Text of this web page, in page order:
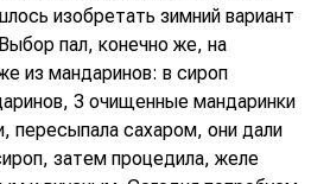
изобретать зимний вариант
пал, конечно же, на
из мандаринов: в сироп
3 очищенные мандаринки
пересыпала сахаром, они дали
затем процедила, желе